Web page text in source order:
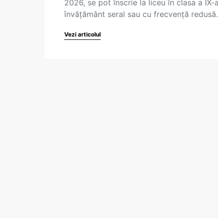
2026, se pot înscrie la liceu în clasa a IX-
învățământ seral sau cu frecvență
Vezi articolul